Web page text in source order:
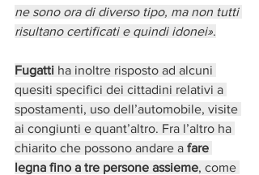
ne sono ora di diverso tipo, ma non tutti
risultano certificati e quindi idonei».
Fugatti ha inoltre risposto ad alcuni
quesiti specifici dei cittadini relativi a
spostamenti, uso dell’automobile, visite
ai congiunti e quant’altro. Fra l’altro ha
chiarito che possono andare a fare
legna fino a tre persone assieme, come